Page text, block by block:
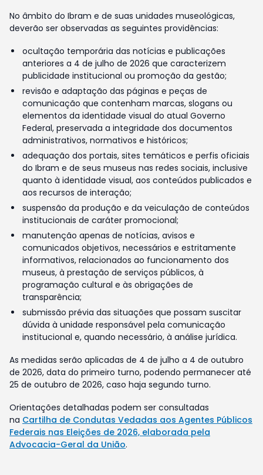
No âmbito do Ibram e de suas unidades museológicas,
deverão ser observadas as seguintes providências:
ocultação temporária das notícias e publicações
anteriores a 4 de julho de 2026 que caracterizem
publicidade institucional ou promoção da gestão;
revisão e adaptação das páginas e peças de
comunicação que contenham marcas, slogans ou
elementos da identidade visual do atual Governo
Federal, preservada a integridade dos documentos
administrativos, normativos e históricos;
adequação dos portais, sites temáticos e perfis oficiais
do Ibram e de seus museus nas redes sociais, inclusive
quanto à identidade visual, aos conteúdos publicados e
aos recursos de interação;
suspensão da produção e da veiculação de conteúdos
institucionais de caráter promocional;
manutenção apenas de notícias, avisos e
comunicados objetivos, necessários e estritamente
informativos, relacionados ao funcionamento dos
museus, à prestação de serviços públicos, à
programação cultural e às obrigações de
transparência;
submissão prévia das situações que possam suscitar
dúvida à unidade responsável pela comunicação
institucional e, quando necessário, à análise jurídica.
As medidas serão aplicadas de 4 de julho a 4 de outubro
de 2026, data do primeiro turno, podendo permanecer até
25 de outubro de 2026, caso haja segundo turno.
Orientações detalhadas podem ser consultadas
na Cartilha de Condutas Vedadas aos Agentes Públicos
Federais nas Eleições de 2026, elaborada pela
Advocacia-Geral da União.